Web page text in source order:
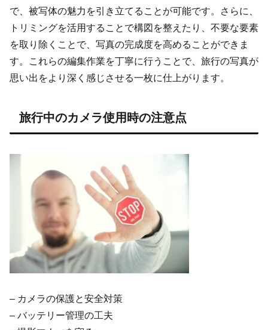
で、被写体の魅力を引き立てることが可能です。さらに、
トリミングを活用することで構図を整えたり、不要な要素
を取り除くことで、写真の完成度を高めることができま
す。これらの編集作業を丁寧に行うことで、旅行の写真が
思い出をより深く感じさせる一枚に仕上がります。
旅行中のカメラ使用時の注意点
– カメラの保護と安全対策
– バッテリー管理の工夫